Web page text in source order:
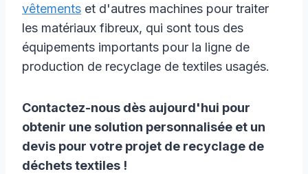
vêtements et d'autres machines pour traiter
les matériaux fibreux, qui sont tous des
équipements importants pour la ligne de
production de recyclage de textiles usagés.
Contactez-nous dès aujourd'hui pour
obtenir une solution personnalisée et un
devis pour votre projet de recyclage de
déchets textiles !